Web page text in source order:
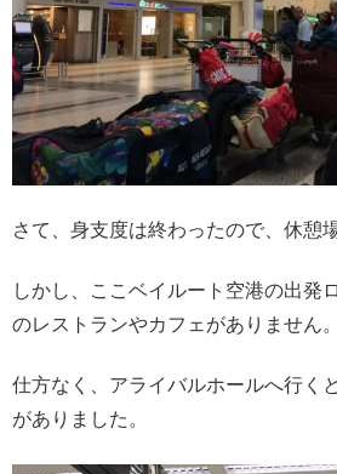
さて、身支度は終わったので、休憩
しかし、ここベイルート空港の出発
のレストランやカフェがありません。
仕方なく、アライバルホールへ行く
がありました。